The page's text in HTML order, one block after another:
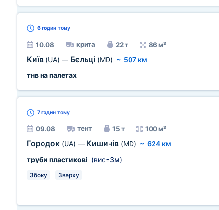
6 годин тому
10.08 крита 22 т 86 м³
Київ (UA) — Бєльці (MD) ~ 507 км
тнв на палетах
7 годин тому
09.08 тент 15 т 100 м³
Городок (UA) — Кишинів (MD) ~ 624 км
труби пластикові (вис=3м)
Збоку Зверху